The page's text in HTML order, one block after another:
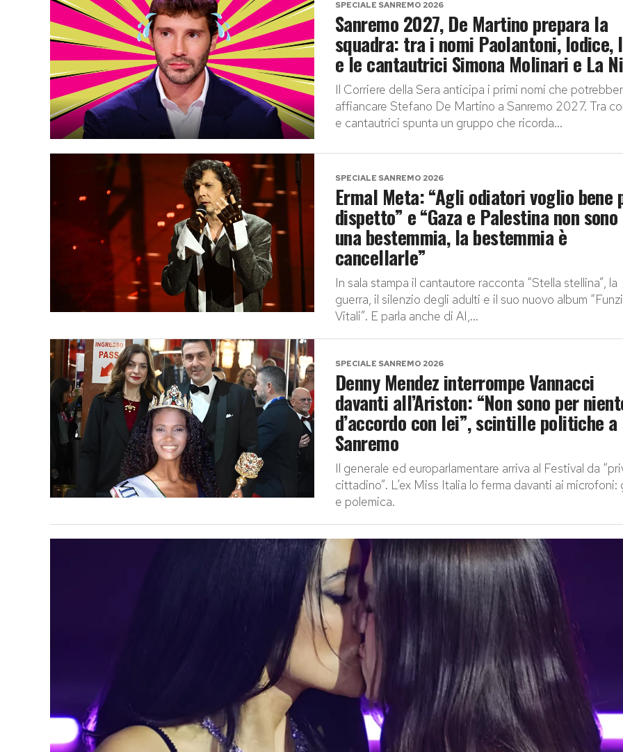
SPECIALE SANREMO 2026
Sanremo 2027, De Martino prepara la
squadra: tra i nomi Paolantoni, Iodice,
e le cantautrici Simona Molinari e La
Il Corriere della Sera anticipa i primi nomi che
affiancare Stefano De Martino a Sanremo 2027. Tra
e cantautrici spunta un gruppo che ricorda...
SPECIALE SANREMO 2026
Ermal Meta: “Agli odiatori voglio bene
dispetto” e “Gaza e Palestina non sono
una bestemmia, la bestemmia è
cancellarle”
In sala stampa il cantautore racconta “Stella stellina”, la
guerra, il silenzio degli adulti e il suo nuovo album
Vitali”. E parla anche di AI,...
SPECIALE SANREMO 2026
Denny Mendez interrompe Vannacci
davanti all’Ariston: “Non sono per
d’accordo con lei”, scintille politiche a
Sanremo
Il generale ed europarlamentare arriva al Festival da
cittadino”. L’ex Miss Italia lo ferma davanti ai microfoni:
e polemica.